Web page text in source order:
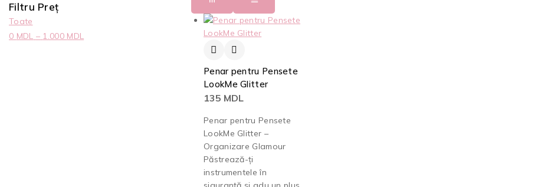
Penar pentru Pensete
LookMe Glitter
135 MDL
Penar pentru Pensete
LookMe Glitter –
Organizare Glamour
Păstrează-ți
instrumentele în
Filtru Preț
Toate
0 MDL – 1.000 MDL